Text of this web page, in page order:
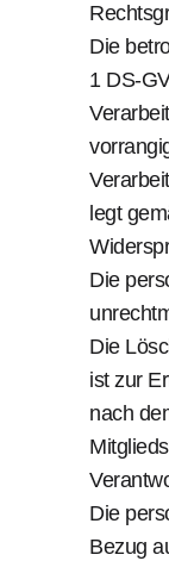
Die
1 DS-
legt
Die
Die
ist zur
nach
Die
Bezug